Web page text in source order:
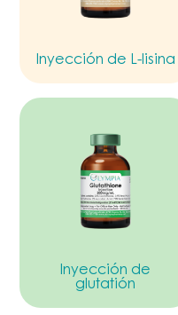
Inyección de L-lisina
Inyección de
glutatión